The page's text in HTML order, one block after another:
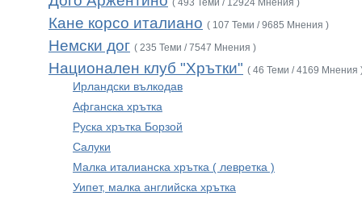
( 493 Теми / 12924 Мнения )
Кане корсо италиано ( 107 Теми / 9685 Мнения )
Немски дог ( 235 Теми / 7547 Мнения )
Национален клуб "Хрътки" ( 46 Теми / 4169 Мнения
Ирландски вълкодав
Афганска хрътка
Руска хрътка Борзой
Салуки
Малка италианска хрътка ( левретка )
Уипет, малка английска хрътка